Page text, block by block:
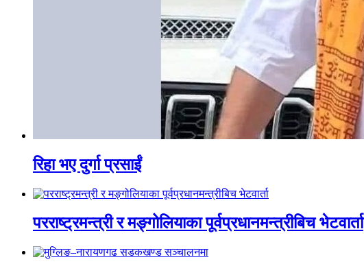
रिहा भए दुर्गा प्रसाईं
परराष्ट्रमन्त्री र मङ्गोलियाका पूर्वप्रधानमन्त्रीबिच भेटवार्ता